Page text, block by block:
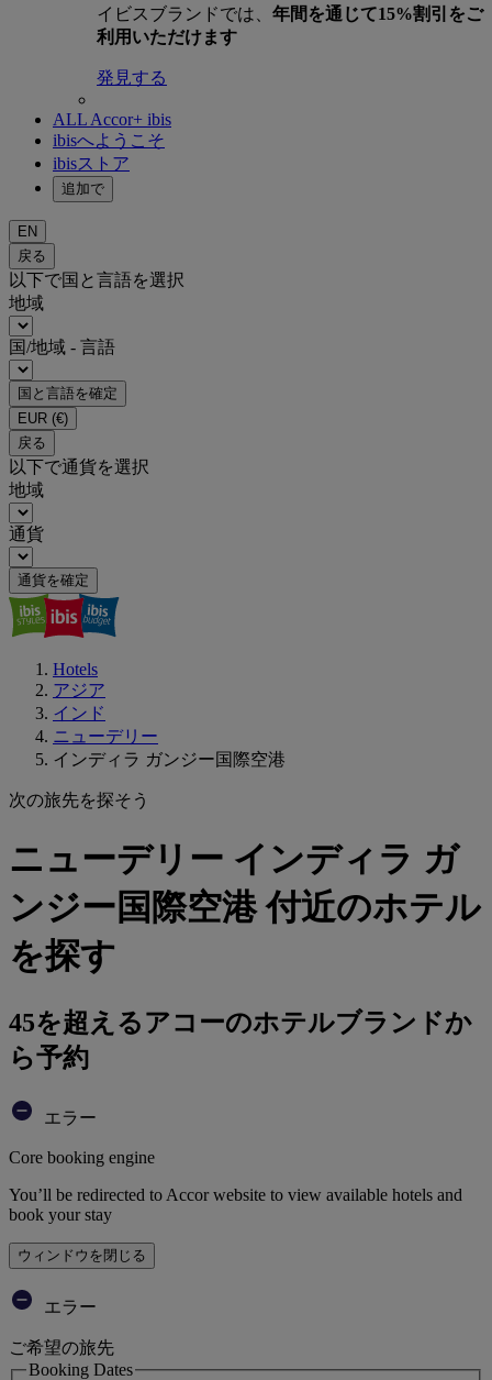
イビスブランドでは、 年間を通じて15%割引をご
利用いただけます
発見する
ALL Accor+ ibis
ibisへようこそ
ibisストア
追加で
EN
戻る
以下で国と言語を選択
地域
国/地域 - 言語
国と言語を確定
EUR (€)
戻る
以下で通貨を選択
地域
通貨
通貨を確定
Hotels
アジア
インド
ニューデリー
インディラ ガンジー国際空港
次の旅先を探そう
ニューデリー インディラ ガ
ンジー国際空港 付近のホテル
を探す
45を超えるアコーのホテルブランドか
ら予約
エラー
Core booking engine
You’ll be redirected to Accor website to view available hotels and
book your stay
ウィンドウを閉じる
エラー
ご希望の旅先
Booking Dates